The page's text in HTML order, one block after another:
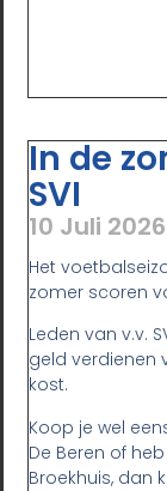
In de
SVI
10 Juli 2026
Het
zomer scoren
Leden van v.v.
geld verdienen
kost.
Koop je wel
De Beren of
Broekhuis, dan